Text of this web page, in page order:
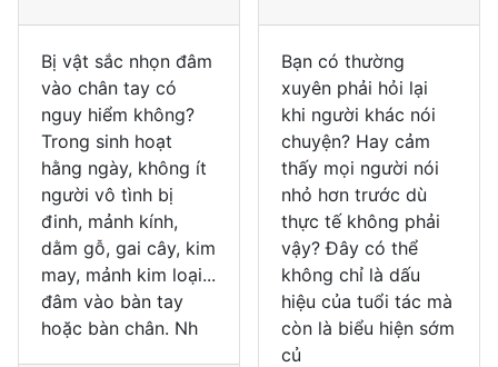
Bị vật sắc nhọn đâm
vào chân tay có
nguy hiểm không?
Trong sinh hoạt
hằng ngày, không ít
người vô tình bị
đinh, mảnh kính,
dằm gỗ, gai cây, kim
may, mảnh kim loại...
đâm vào bàn tay
hoặc bàn chân. Nh
Bạn có thường
xuyên phải hỏi lại
khi người khác nói
chuyện? Hay cảm
thấy mọi người nói
nhỏ hơn trước dù
thực tế không phải
vậy? Đây có thể
không chỉ là dấu
hiệu của tuổi tác mà
còn là biểu hiện sớm
củ